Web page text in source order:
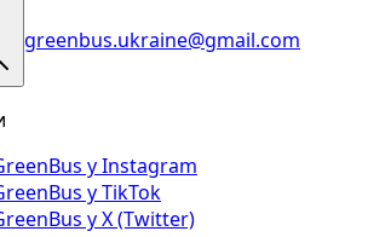
greenbus.ukraine@gmail.com
у Instagram
у TikTok
у X (Twitter)